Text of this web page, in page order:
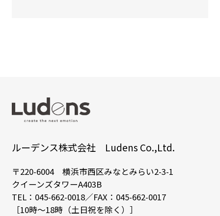
ルーデンス株式会社 Ludens Co.,Ltd.
〒220-6004 横浜市西区みなとみらい2-3-1
クイーンズタワーA403B
TEL： 045-662-0018／FAX：045-662-0017
［10時～18時（土日祝を除く）］